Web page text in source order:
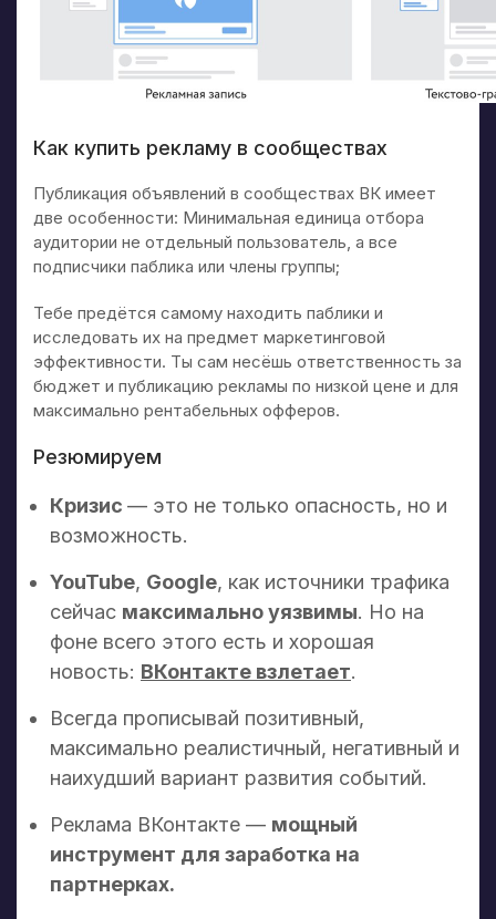
Как купить рекламу в сообществах
Публикация объявлений в сообществах ВК имеет
две особенности: Минимальная единица отбора
аудитории не отдельный пользователь, а все
подписчики паблика или члены группы;
Тебе предётся самому находить паблики и
исследовать их на предмет маркетинговой
эффективности. Ты сам несёшь ответственность за
бюджет и публикацию рекламы по низкой цене и для
максимально рентабельных офферов.
Резюмируем
Кризис — это не только опасность, но и
возможность.
YouTube, Google, как источники трафика
сейчас максимально уязвимы. Но на
фоне всего этого есть и хорошая
новость: ВКонтакте взлетает.
Всегда прописывай позитивный,
максимально реалистичный, негативный и
наихудший вариант развития событий.
Реклама ВКонтакте — мощный
инструмент для заработка на
партнерках.